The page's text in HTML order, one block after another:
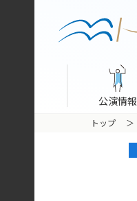
公演情報
トップ